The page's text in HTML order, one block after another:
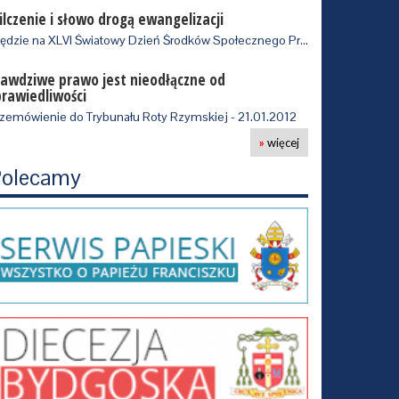
i słowo drogą ewangelizacji
Orędzie na XLVI Światowy Dzień Środków Społecznego Przekazu 2012 r, wydane 24.0…
prawo jest nieodłączne od
do Trybunału Roty Rzymskiej - 21.01.2012
» więcej